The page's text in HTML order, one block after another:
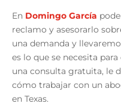
En Domingo García
reclamo y asesorarlo
una demanda y
es lo que se necesita
una consulta gratuita, le
cómo trabajar con un
en Texas.